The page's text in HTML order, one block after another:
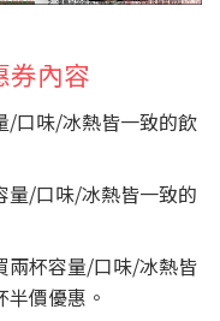
券內容
/口味/冰熱皆一致的飲
量/口味/冰熱皆一致的
兩杯容量/口味/冰熱皆
價優惠。